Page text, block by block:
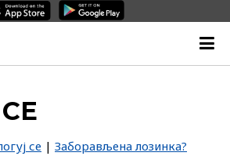
се | Заборављена лозинка?